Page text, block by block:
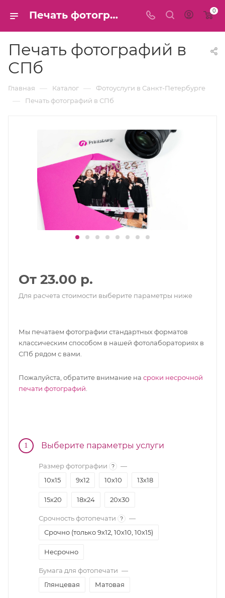
Печать фотографий по низким ценам в СПб, доставка 0
Печать фотографий в
СПб
Главная — Каталог — Фотоуслуги в Санкт-Петербурге
— Печать фотографий в СПб
От 23.00 р.
Для расчета стоимости выберите параметры ниже
Мы печатаем фотографии стандартных форматов
классическим способом в нашей фотолабораториях в
СПб рядом с вами.
Пожалуйста, обратите внимание на сроки несрочной
печати фотографий
1 Выберите параметры услуги
Размер фотографии ?
—
10х15
9х12 10х10 13х18
15х20 18х24 20х30
Срочность фотопечати ?
—
Срочно (только 9х12, 10х10, 10х15)
Несрочно
Бумага для фотопечати —
Глянцевая
Матовая